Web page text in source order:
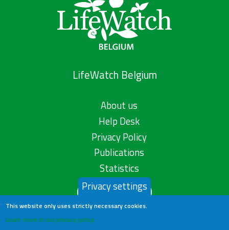
LifeWatch Belgium
About us
Help Desk
Privacy Policy
Publications
Statistics
Contact us
Privacy settings
This website only uses strictly necessary cookies.
Learn more in our privacy policy